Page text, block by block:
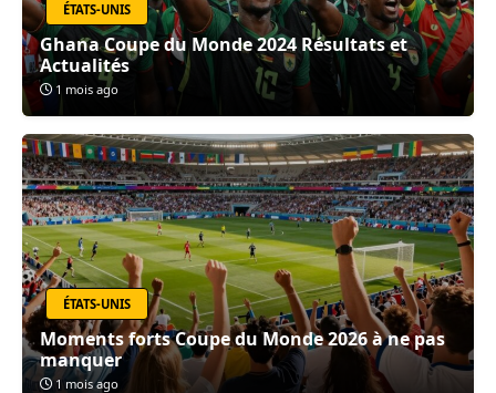
ÉTATS-UNIS
Ghana Coupe du Monde 2024 Résultats et
Actualités
1 mois ago
ÉTATS-UNIS
Moments forts Coupe du Monde 2026 à ne pas
manquer
1 mois ago